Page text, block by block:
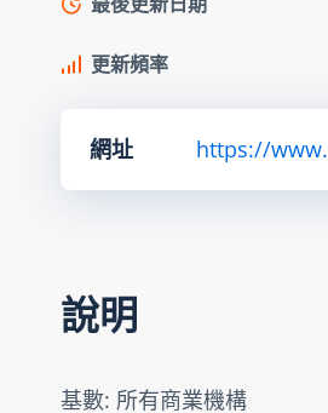
更新頻率
網址 https://
說明
基數: 所有商業機構